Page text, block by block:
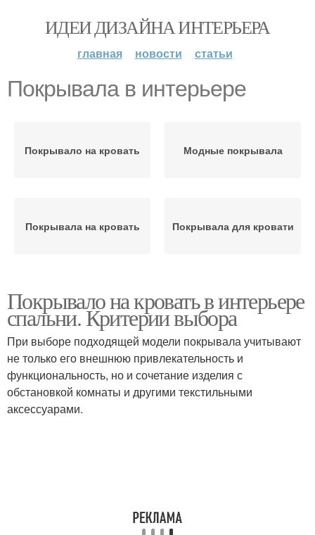
ИДЕИ ДИЗАЙНА ИНТЕРЬЕРА
главная новости статьи
Покрывала в интерьере
Покрывало на кровать Модные покрывала
Покрывала на кровать Покрывала для кровати
Покрывало на кровать в интерьере
спальни. Критерии выбора
При выборе подходящей модели покрывала учитывают
не только его внешнюю привлекательность и
функциональность, но и сочетание изделия с
обстановкой комнаты и другими текстильными
аксессуарами.